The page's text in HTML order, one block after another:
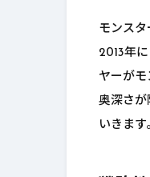
モンス
2013年
ヤーが
奥深さが
いきます